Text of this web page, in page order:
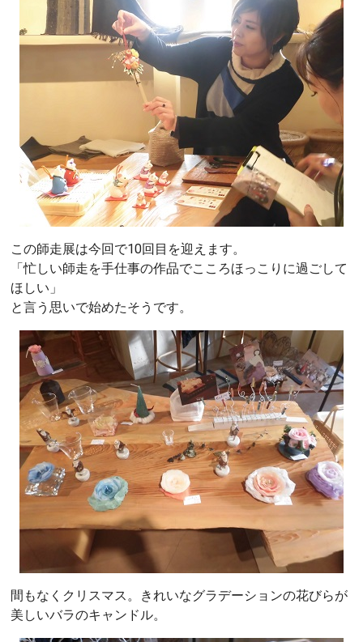
この師走展は今回で10回目を迎えます。
「忙しい師走を手仕事の作品でこころほっこりに過ごして
ほしい」
と言う思いで始めたそうです。
間もなくクリスマス。きれいなグラデーションの花びらが
美しいバラのキャンドル。